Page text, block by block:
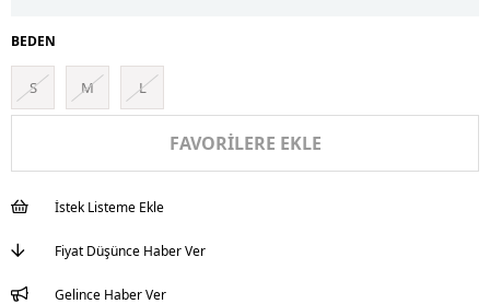
BEDEN
S M L
FAVORILERE EKLE
İstek Listeme Ekle
Fiyat Düşünce Haber Ver
Gelince Haber Ver